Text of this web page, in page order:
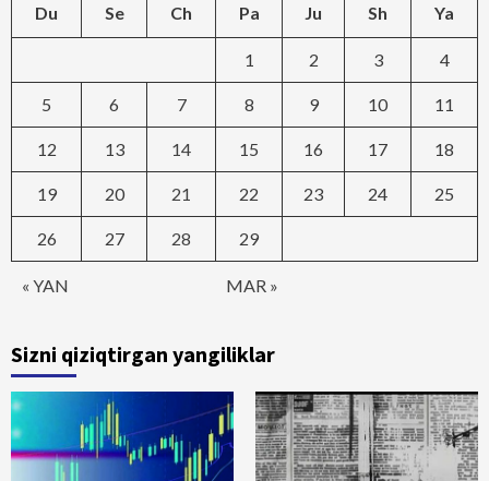
Du Se Ch Pa Ju Sh Ya
« YAN MAR »
1 2 3 4
5 6 7 8 9 10 11
12 13 14 15 16 17 18
19 20 21 22 23 24 25
26 27 28 29
Sizni qiziqtirgan yangiliklar